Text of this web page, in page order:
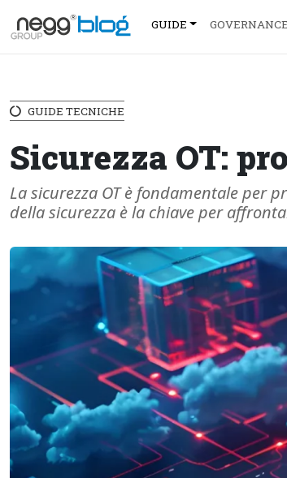
GUIDE GOVERNANCE
GUIDE TECNICHE
Sicurezza OT:
La sicurezza OT è fondamentale per
della sicurezza è la chiave per